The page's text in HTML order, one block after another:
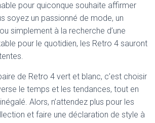
pour quiconque souhaite affirmer
soyez un passionné de mode, un
simplement à la recherche d’une
pour le quotidien, les Retro 4 sauront
de Retro 4 vert et blanc, c’est choisir
le temps et les tendances, tout en
Alors, n’attendez plus pour les
et faire une déclaration de style à